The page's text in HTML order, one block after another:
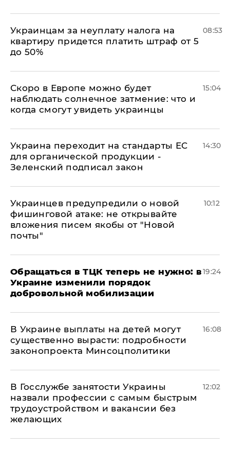
Украинцам за неуплату налога на
квартиру придется платить штраф от 5
до 50%
08:53
Скоро в Европе можно будет
наблюдать солнечное затмение: что и
когда смогут увидеть украинцы
15:04
Украина переходит на стандарты ЕС
для органической продукции -
Зеленский подписал закон
14:30
Украинцев предупредили о новой
фишинговой атаке: не открывайте
вложения писем якобы от "Новой
почты"
10:12
Обращаться в ТЦК теперь не нужно: в
Украине изменили порядок
добровольной мобилизации
19:24
В Украине выплаты на детей могут
существенно вырасти: подробности
законопроекта Минсоцполитики
16:08
В Госслужбе занятости Украины
назвали профессии с самым быстрым
трудоустройством и вакансии без
желающих
12:02